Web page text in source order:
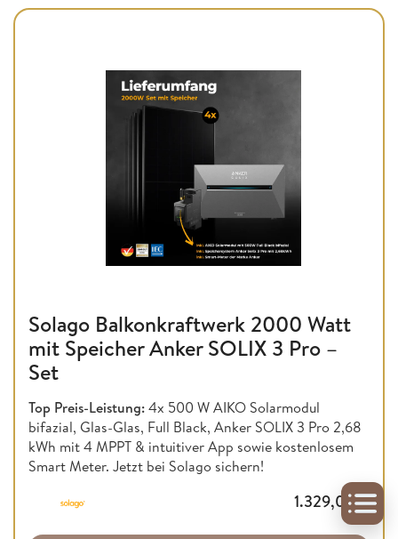
Solago Balkonkraftwerk 2000 Watt
mit Speicher Anker SOLIX 3 Pro –
Set
Top Preis-Leistung:4x 500 W AIKO Solarmodul
bifazial, Glas-Glas, Full Black, Anker SOLIX 3 Pro 2,68
kWh mit 4 MPPT & intuitiver App sowie kostenlosem
Smart Meter. Jetzt bei Solago sichern!
1.329,00€